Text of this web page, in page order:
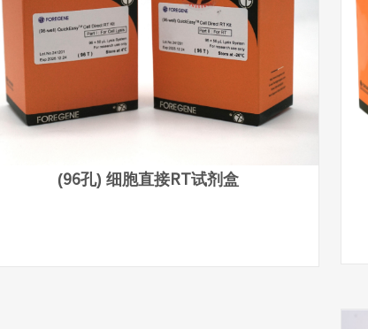
(96孔) 细胞直接RT试剂盒